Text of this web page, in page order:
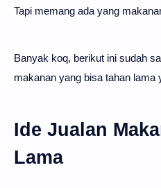
Tapi memang ada yang
Banyak koq, berikut ini sudah
makanan yang bisa tahan lama
Ide Jualan
Lama